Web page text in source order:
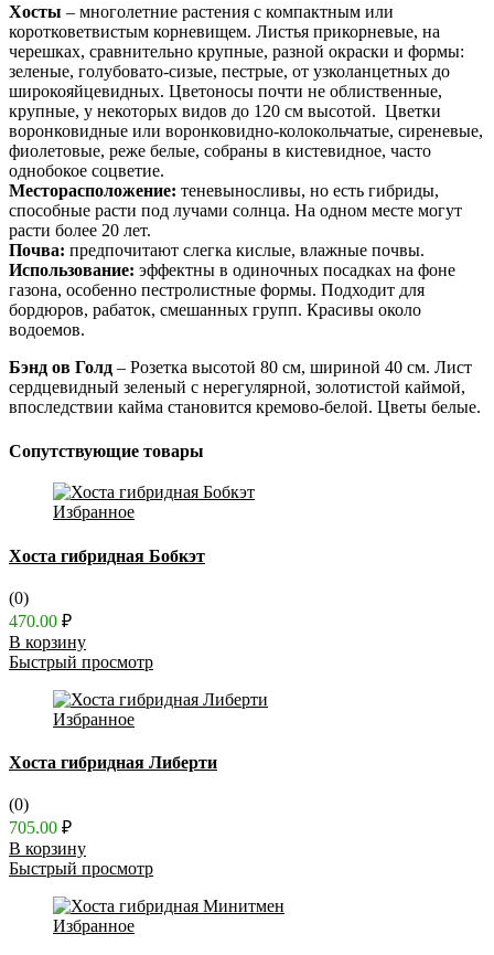
Хосты – многолетние растения с компактным или
коротковетвистым корневищем. Листья прикорневые, на
черешках, сравнительно крупные, разной окраски и формы:
зеленые, голубовато-сизые, пестрые, от узколанцетных до
широкояйцевидных. Цветоносы почти не облиственные,
крупные, у некоторых видов до 120 см высотой. Цветки
воронковидные или воронковидно-колокольчатые, сиреневые,
фиолетовые, реже белые, собраны в кистевидное, часто
однобокое соцветие.
Месторасположение: теневыносливы, но есть гибриды,
способные расти под лучами солнца. На одном месте могут
расти более 20 лет.
Почва: предпочитают слегка кислые, влажные почвы.
Использование: эффектны в одиночных посадках на фоне
газона, особенно пестролистные формы. Подходит для
бордюров, рабаток, смешанных групп. Красивы около
водоемов.
Бэнд ов Голд – Розетка высотой 80 см, шириной 40 см. Лист
сердцевидный зеленый с нерегулярной, золотистой каймой,
впоследствии кайма становится кремово-белой. Цветы белые.
Сопутствующие товары
Избранное
Хоста гибридная Бобкэт
(0)
470.00 ₽
В корзину
Быстрый просмотр
Избранное
Хоста гибридная Либерти
(0)
705.00 ₽
В корзину
Быстрый просмотр
Избранное